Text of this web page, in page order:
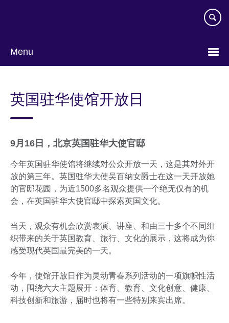
Menu
language
英国驻华使馆开放日
9月16日，北京英国驻华大使官邸
今年英国驻华使馆将继续对公众开放一天，这是其对外开
放的第三年。英国驻华大使吴百纳女爵士在这一天开放她
的官邸花园，为近1500多名观众提供一个绝无仅有的机
会，在英国驻华大使官邸中探索英国文化。
当天，观众有机会欣赏表演、讲座、和由三十多个不同组
织带来的关于英国教育、旅行、文化的展示，这将成为你
感受现代英国最完美的一天。
今年，使馆开放日作为灵动青春系列活动的一项旗帜性活
动，围绕六大主题展开：体育、教育、文化创意、健康、
科技创新和旅游，届时也将有一些特别来宾出席。